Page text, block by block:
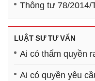
Thông tư 78/2014/
LUẬT SƯ TƯ VẤN
Ai có thẩm quyền
Ai có quyền yêu